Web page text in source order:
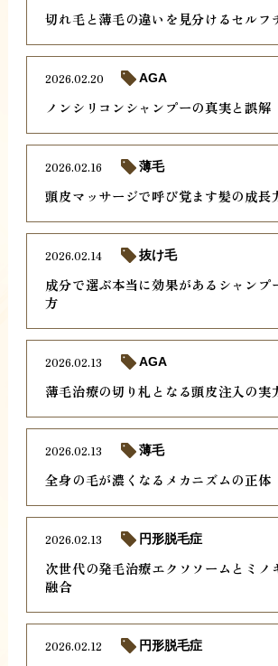
切れ毛と薄毛の違いを見分けるセルフ
ノンシリコンシャンプーの真実と誤解
2026.02.20 AGA
頭皮マッサージで呼び覚ます髪の成長
2026.02.16 薄毛
成分で選ぶ本当に効果があるシャンプ
方
2026.02.14 抜け毛
薄毛治療の切り札となる頭皮注入の実
2026.02.13 AGA
全身の毛が濃くなるメカニズムの正体
2026.02.13 薄毛
次世代の発毛治療エクソソームとミノ
融合
2026.02.13 円形脱毛症
2026.02.12 円形脱毛症